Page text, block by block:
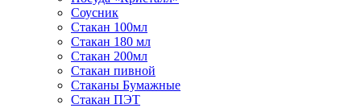
Соусник
Стакан 100мл
Стакан 180 мл
Стакан 200мл
Стакан пивной
Стаканы Бумажные
Стакан ПЭТ